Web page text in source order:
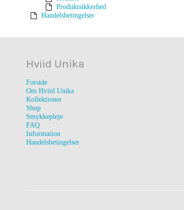
Produktsikkerhed
Handelsbetingelser
Hviid Unika
Forside
Om Hviid Unika
Kollektioner
Shop
Smykkepleje
FAQ
Information
Handelsbetingelser